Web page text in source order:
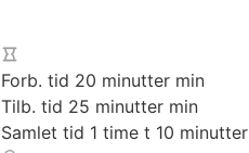
Forb. tid 20 minutter min
Tilb. tid 25 minutter min
Samlet tid 1 time t 10 minutter